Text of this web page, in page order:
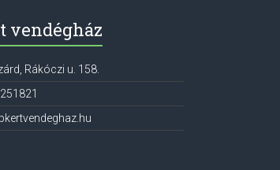
vendégház
Rákóczi u. 158.